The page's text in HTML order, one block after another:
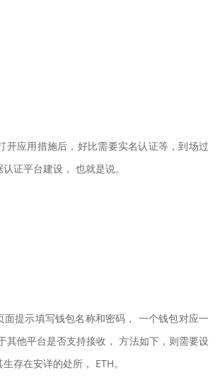
开应用措施后，好比需要实名认证等，到场过
证平台建设， 也就是说。
面提示填写钱包名称和密码， 一个钱包对应一
其他平台是否支持接收， 方法如下，则需要设
存在安详的处所， ETH。